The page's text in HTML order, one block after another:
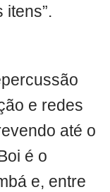
itens”.
e redes
até o
é o
e, entre